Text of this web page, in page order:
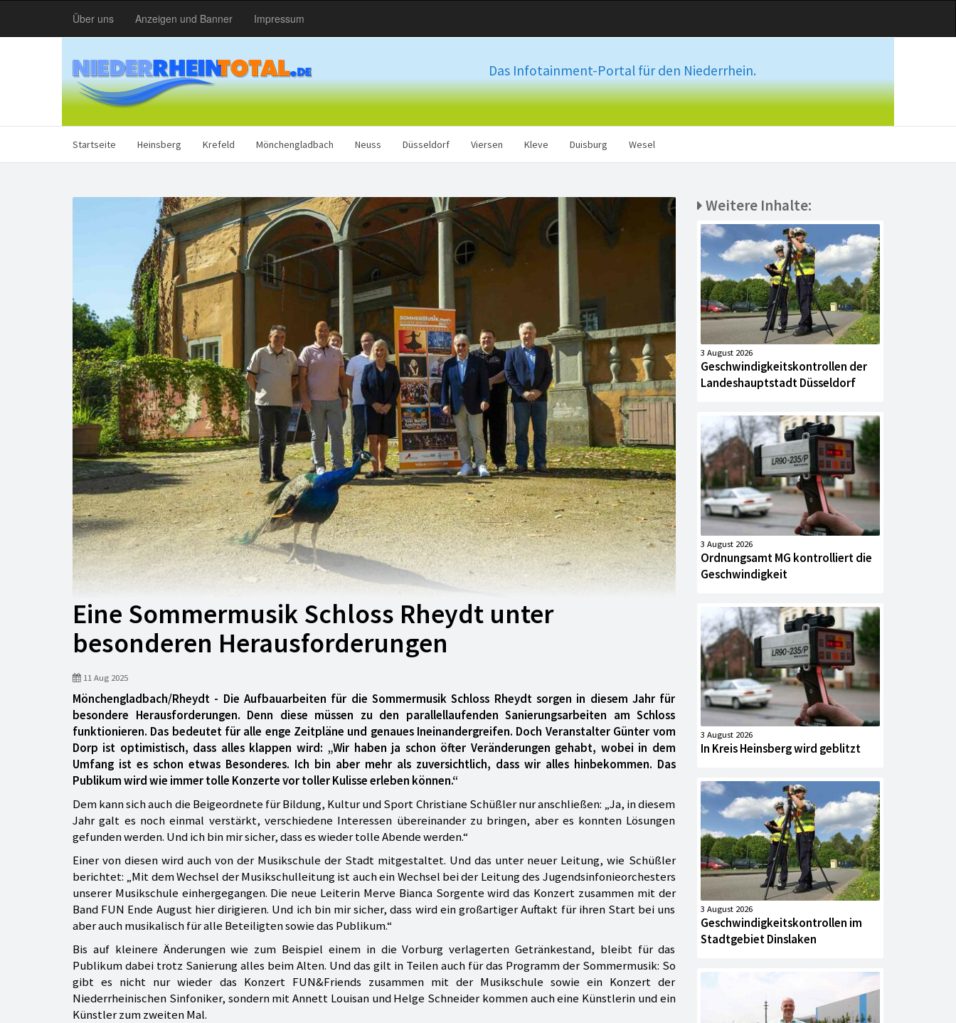
Über uns Anzeigen und Banner Impressum
Das Infotainment-Portal für den Niederrhein.
Startseite Heinsberg Krefeld Mönchengladbach Neuss Düsseldorf Viersen Kleve Duisburg Wesel
Eine Sommermusik Schloss Rheydt unter
besonderen Herausforderungen
11 Aug 2025
Mönchengladbach/Rheydt - Die Aufbauarbeiten für die Sommermusik Schloss Rheydt sorgen in diesem Jahr für
besondere Herausforderungen. Denn diese müssen zu den parallellaufenden Sanierungsarbeiten am Schloss
funktionieren. Das bedeutet für alle enge Zeitpläne und genaues Ineinandergreifen. Doch Veranstalter Günter vom
Dorp ist optimistisch, dass alles klappen wird: „Wir haben ja schon öfter Veränderungen gehabt, wobei in dem
Umfang ist es schon etwas Besonderes. Ich bin aber mehr als zuversichtlich, dass wir alles hinbekommen. Das
Publikum wird wie immer tolle Konzerte vor toller Kulisse erleben können.“
Dem kann sich auch die Beigeordnete für Bildung, Kultur und Sport Christiane Schüßler nur anschließen: „Ja, in diesem
Jahr galt es noch einmal verstärkt, verschiedene Interessen übereinander zu bringen, aber es konnten Lösungen
gefunden werden. Und ich bin mir sicher, dass es wieder tolle Abende werden.“
Einer von diesen wird auch von der Musikschule der Stadt mitgestaltet. Und das unter neuer Leitung, wie Schüßler
berichtet: „Mit dem Wechsel der Musikschulleitung ist auch ein Wechsel bei der Leitung des Jugendsinfonieorchesters
unserer Musikschule einhergegangen. Die neue Leiterin Merve Bianca Sorgente wird das Konzert zusammen mit der
Band FUN Ende August hier dirigieren. Und ich bin mir sicher, dass wird ein großartiger Auftakt für ihren Start bei uns
aber auch musikalisch für alle Beteiligten sowie das Publikum.“
Bis auf kleinere Änderungen wie zum Beispiel einem in die Vorburg verlagerten Getränkestand, bleibt für das
Publikum dabei trotz Sanierung alles beim Alten. Und das gilt in Teilen auch für das Programm der Sommermusik: So
gibt es nicht nur wieder das Konzert FUN&Friends zusammen mit der Musikschule sowie ein Konzert der
Niederrheinischen Sinfoniker, sondern mit Annett Louisan und Helge Schneider kommen auch eine Künstlerin und ein
Künstler zum zweiten Mal.
Weitere Inhalte:
3 August 2026
Geschwindigkeitskontrollen der
Landeshauptstadt Düsseldorf
3 August 2026
Ordnungsamt MG kontrolliert die
Geschwindigkeit
3 August 2026
In Kreis Heinsberg wird geblitzt
3 August 2026
Geschwindigkeitskontrollen im
Stadtgebiet Dinslaken